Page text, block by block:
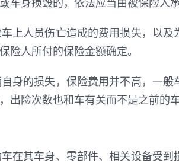
身损毁的，依法应当由被保险人
上人员伤亡造成的费用损失，以
险人所付的保险金额确定。
身的损失，保险费用并不高，一
险次数也和车有关而不是之前的
在其车身、零部件、相关设备受